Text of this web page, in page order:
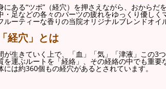
にある“ツボ”（経穴）を押さえながら、おからだ
・足などの各々のパーツの疲れをゆっくり優し
ルーティーな香りの当院オリジナルブレンドオイ
「経穴」とは
が生きていく上で、「血」「気」「津液」この3
を運ぶルートを「経絡」、その経絡の中でも重
には約360個もの経穴があるとされています。